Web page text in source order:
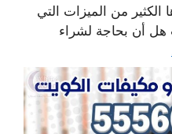
الكثير من الميزات التي
هل أن بحاجة لشراء